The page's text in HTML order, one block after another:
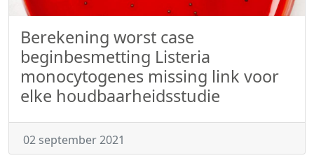
Berekening worst case
beginbesmetting Listeria
monocytogenes missing link voor
elke houdbaarheidsstudie
02 september 2021